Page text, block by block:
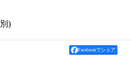
)
Facebookでシェア